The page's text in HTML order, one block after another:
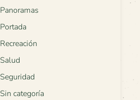
Panoramas
Portada
Recreación
Salud
Seguridad
Sin categoría